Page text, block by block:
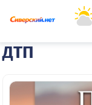
ДТП